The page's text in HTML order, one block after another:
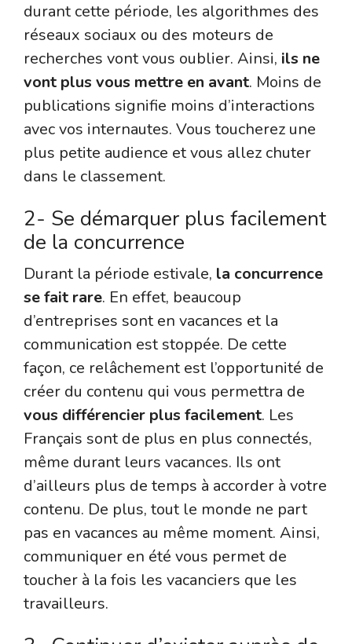
durant cette période, les algorithmes des
réseaux sociaux ou des moteurs de
recherches vont vous oublier. Ainsi, ils ne
vont plus vous mettre en avant. Moins de
publications signifie moins d’interactions
avec vos internautes. Vous toucherez une
plus petite audience et vous allez chuter
dans le classement.
2- Se démarquer plus facilement
de la concurrence
Durant la période estivale, la concurrence
se fait rare. En effet, beaucoup
d’entreprises sont en vacances et la
communication est stoppée. De cette
façon, ce relâchement est l’opportunité de
créer du contenu qui vous permettra de
vous différencier plus facilement. Les
Français sont de plus en plus connectés,
même durant leurs vacances. Ils ont
d’ailleurs plus de temps à accorder à votre
contenu. De plus, tout le monde ne part
pas en vacances au même moment. Ainsi,
communiquer en été vous permet de
toucher à la fois les vacanciers que les
travailleurs.